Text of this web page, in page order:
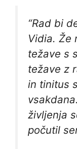
“Rad bi
Vidia. Že
težave s
težave z
in tinitus
življenja
počutil